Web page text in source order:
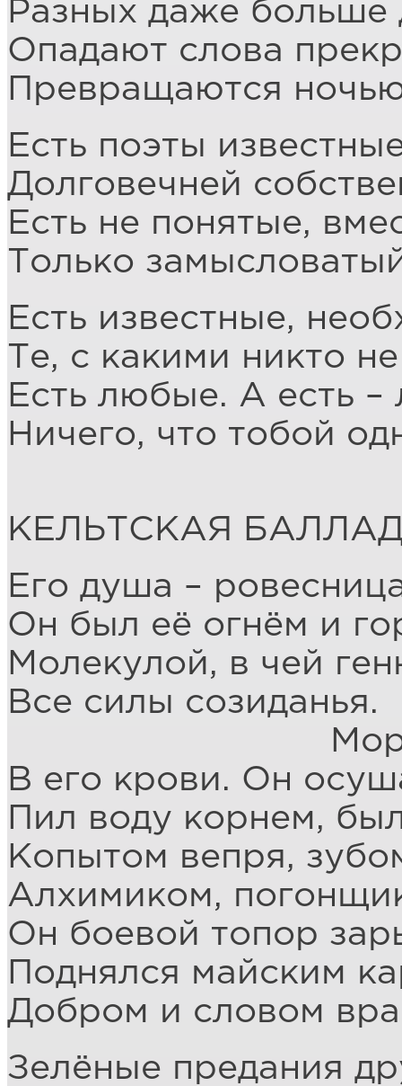
Разных даже больше
Опадают слова
Превращаются
Есть поэты
Долговечней
Есть не понятые,
Только
Есть известные,
Те, с какими никто
Есть любые. А есть
Ничего, что тобой
КЕЛЬТСКАЯ
Его душа –
Он был её огнём и
Молекулой, в чей
Все силы созиданья.
Море
В его крови. Он
Пил воду корнем,
Копытом вепря,
Алхимиком,
Он боевой топор
Поднялся майским
Добром и словом
Зелёные предания